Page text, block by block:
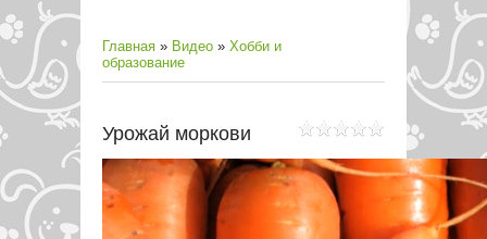
Главная » Видео » Хобби и
образование
Урожай моркови